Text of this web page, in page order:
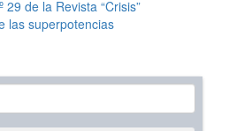
29 de la Revista “Crisis”
las superpotencias